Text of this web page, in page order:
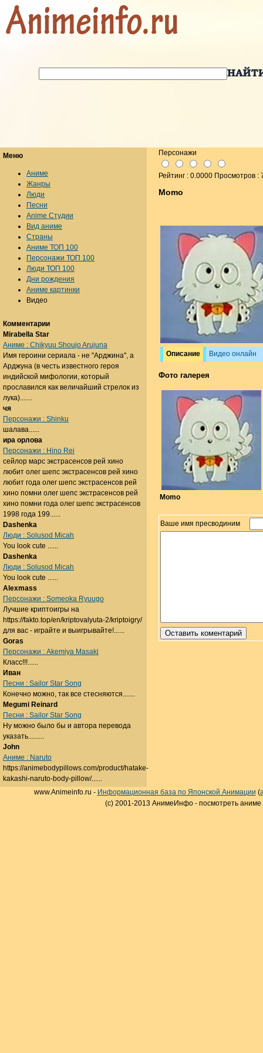
Персонажи
Рейтинг : 0.0000 Просмотров :
Momo
Описание Видео онлайн
Фото галерея
Momo
Ваше имя пресводиним
Меню
Аниме
Жанры
Люди
Песни
Anime Студии
Вид аниме
Страны
Аниме ТОП 100
Персонажи ТОП 100
Люди ТОП 100
Дни рождения
Аниме картинки
Видео
Комментарии
Mirabella Star
Аниме : Chikyuu Shoujo Arujuna
Имя героини сериала - не "Арджина", а
Арджуна (в честь известного героя
индийской мифологии, который
прославился как величайший стрелок из
лука).......
чя
Персонажи : Shinku
шалава......
ира орлова
Персонажи : Hino Rei
сейлор марс экстрасенсов рей хино
любит олег шепс экстрасенсов рей хино
любит года олег шепс экстрасенсов рей
хино помни олег шепс экстрасенсов рей
хино помни года олег шепс экстрасенсов
1998 года 199......
Dashenka
Люди : Solusod Micah
You look cute ......
Dashenka
Люди : Solusod Micah
You look cute ......
Alexmass
Персонажи : Someoka Ryuugo
Лучшие криптоигры на
https://fakto.top/en/kriptovalyuta-2/kriptoigry/
для вас - играйте и выигрывайте!......
Goras
Персонажи : Akemiya Masaki
Класс!!!......
Иван
Песни : Sailor Star Song
Конечно можно, так все стесняются.......
Megumi Reinard
Песни : Sailor Star Song
Ну можно было бы и автора перевода
указать.........
John
Аниме : Naruto
https://animebodypillows.com/product/hatake-
kakashi-naruto-body-pillow/......
www.Animeinfo.ru - Информационная база по Японской Анимации (
(c) 2001-2013 АнимеИнфо - посмотреть аниме